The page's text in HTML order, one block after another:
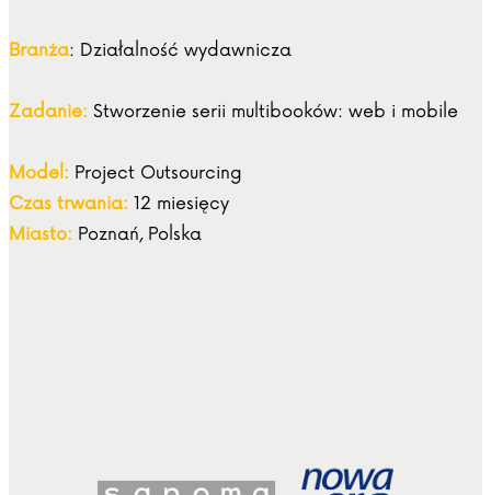
Branża: Działalność wydawnicza
Zadanie: Stworzenie serii multibooków: web i mobile
Model: Project Outsourcing
Czas trwania: 12 miesięcy
Miasto: Poznań, Polska